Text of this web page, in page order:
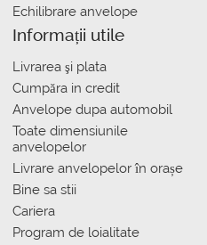
Echilibrare anvelope
Informații utile
Livrarea şi plata
Сumpăra in credit
Anvelope dupa automobil
Toate dimensiunile
anvelopelor
Livrare anvelopelor în orașe
Bine sa stii
Cariera
Program de loialitate